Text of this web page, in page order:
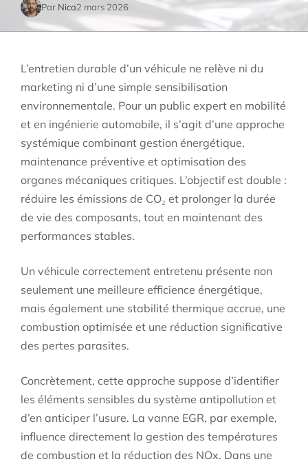
Par Nico2 mars 2026
L’entretien durable d’un véhicule ne relève ni du
marketing ni d’une simple sensibilisation
environnementale. Pour un public expert en mobilité
et en ingénierie automobile, il s’agit d’une approche
systémique combinant gestion énergétique,
maintenance préventive et optimisation des
organes mécaniques critiques. L’objectif est double :
réduire les émissions de CO₂ et prolonger la durée
de vie des composants, tout en maintenant des
performances stables.
Un véhicule correctement entretenu présente non
seulement une meilleure efficience énergétique,
mais également une stabilité thermique accrue, une
combustion optimisée et une réduction significative
des pertes parasites.
Concrètement, cette approche suppose d’identifier
les éléments sensibles du système antipollution et
d’en anticiper l’usure. La vanne EGR, par exemple,
influence directement la gestion des températures
de combustion et la réduction des NOx. Dans une